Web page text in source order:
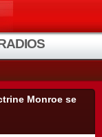
Monroe se